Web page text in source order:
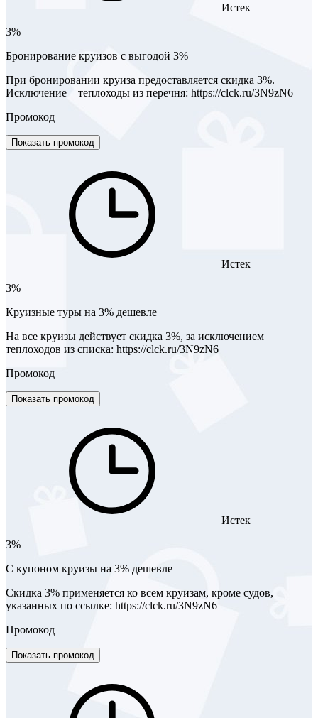
Истек
3%
Бронирование круизов с выгодой 3%
При бронировании круиза предоставляется скидка 3%.
Исключение – теплоходы из перечня: https://clck.ru/3N9zN6
Промокод
Показать промокод
Истек
3%
Круизные туры на 3% дешевле
На все круизы действует скидка 3%, за исключением
теплоходов из списка: https://clck.ru/3N9zN6
Промокод
Показать промокод
Истек
3%
С купоном круизы на 3% дешевле
Скидка 3% применяется ко всем круизам, кроме судов,
указанных по ссылке: https://clck.ru/3N9zN6
Промокод
Показать промокод